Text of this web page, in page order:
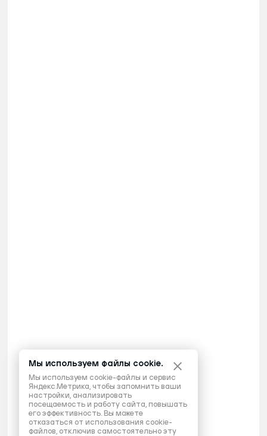
Мы используем файлы cookie.
Мы используем cookie-файлы и сервис
Яндекс.Метрика, чтобы запомнить ваши
настройки, анализировать
посещаемость и работу сайта, повышать
его эффективность. Вы можете
отказаться от использования cookie-
файлов, отключив самостоятельно эту